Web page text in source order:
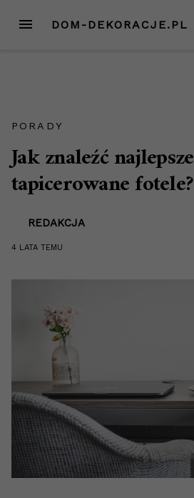
MENU DOM-DEKORACJE.PL
PORADY
Jak znaleźć najlepsze
tapicerowane fotele?
REDAKCJA
4 LATA TEMU